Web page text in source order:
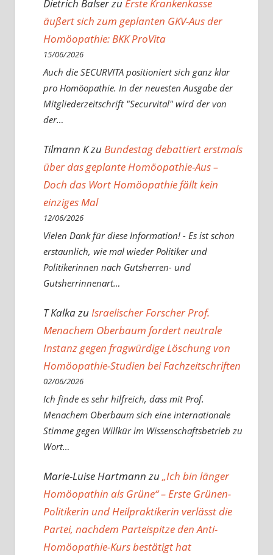
Dietrich BalserzuErste Krankenkasse
äußert sich zum geplanten GKV-Aus der
Homöopathie: BKK ProVita
15/06/2026
Auch die SECURVITA positioniert sich ganz klar
pro Homöopathie. In der neuesten Ausgabe der
Mitgliederzeitschrift "Securvital" wird der von
der…
Tilmann KzuBundestag debattiert erstmals
über das geplante Homöopathie-Aus –
Doch das Wort Homöopathie fällt kein
einziges Mal
12/06/2026
Vielen Dank für diese Information! - Es ist schon
erstaunlich, wie mal wieder Politiker und
Politikerinnen nach Gutsherren- und
Gutsherrinnenart…
T KalkazuIsraelischer Forscher Prof.
Menachem Oberbaum fordert neutrale
Instanz gegen fragwürdige Löschung von
Homöopathie-Studien bei Fachzeitschriften
02/06/2026
Ich finde es sehr hilfreich, dass mit Prof.
Menachem Oberbaum sich eine internationale
Stimme gegen Willkür im Wissenschaftsbetrieb zu
Wort…
Marie-Luise Hartmannzu„Ich bin länger
Homöopathin als Grüne“ – Erste Grünen-
Politikerin und Heilpraktikerin verlässt die
Partei, nachdem Parteispitze den Anti-
Homöopathie-Kurs bestätigt hat